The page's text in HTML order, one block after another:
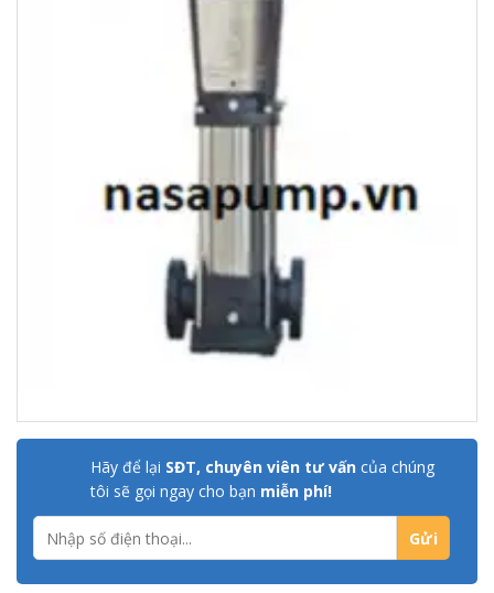
Hãy để lại SĐT, chuyên viên tư vấn của chúng
tôi sẽ gọi ngay cho bạn miễn phí!